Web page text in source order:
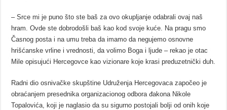
– Srce mi je puno što ste baš za ovo okupljanje odabrali ovaj naš
hram. Ovde ste dobrodošli baš kao kod svoje kuće. Na pragu smo
Časnog posta i na umu treba da imamo da negujemo osnovne
hrišćanske vrline i vrednosti, da volimo Boga i ljude – rekao je otac
Mile opisujući Hercegovce kao vizionare koje krasi preduzetnički duh.
Radni dio osnivačke skupštine Udruženja Hercegovaca započeo je
obraćanjem presednika organizacionog odbora đakona Nikole
Topalovića, koji je naglasio da su sigurno postojali bolji od onih koje